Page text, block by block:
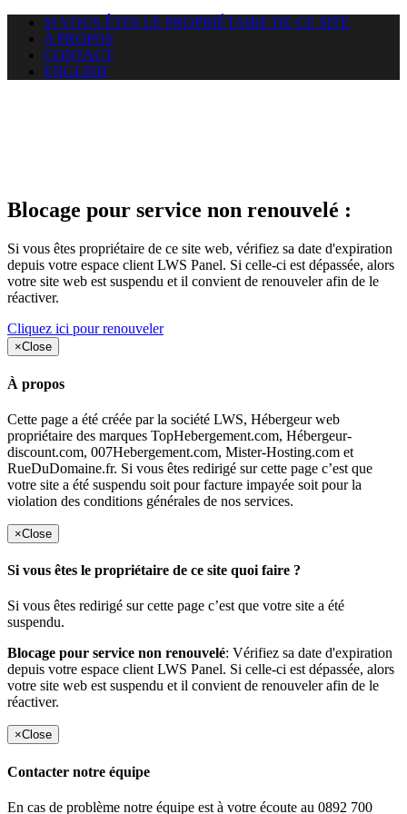
SI VOUS ÊTES LE PROPRIÉTAIRE DE CE SITE
A PROPOS
CONTACT
ENGLISH
Blocage pour service non renouvelé :
Si vous êtes propriétaire de ce site web, vérifiez sa date d'expiration
depuis votre espace client LWS Panel. Si celle-ci est dépassée, alors
votre site web est suspendu et il convient de renouveler afin de le
réactiver.
Cliquez ici pour renouveler
×Close
À propos
Cette page a été créée par la société LWS, Hébergeur web
propriétaire des marques TopHebergement.com, Hébergeur-
discount.com, 007Hebergement.com, Mister-Hosting.com et
RueDuDomaine.fr. Si vous êtes redirigé sur cette page c’est que
votre site a été suspendu soit pour facture impayée soit pour la
violation des conditions générales de nos services.
×Close
Si vous êtes le propriétaire de ce site quoi faire ?
Si vous êtes redirigé sur cette page c’est que votre site a été
suspendu.
Blocage pour service non renouvelé: Vérifiez sa date d'expiration
depuis votre espace client LWS Panel. Si celle-ci est dépassée, alors
votre site web est suspendu et il convient de renouveler afin de le
réactiver.
×Close
Contacter notre équipe
En cas de problème notre équipe est à votre écoute au 0892 700